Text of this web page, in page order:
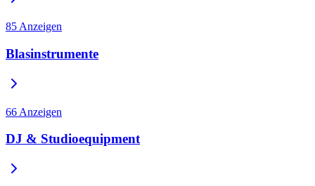
85 Anzeigen
Blasinstrumente
66 Anzeigen
DJ & Studioequipment